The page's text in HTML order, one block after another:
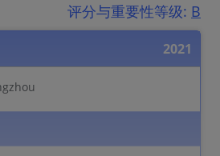
评分与重要性等级: B
2021